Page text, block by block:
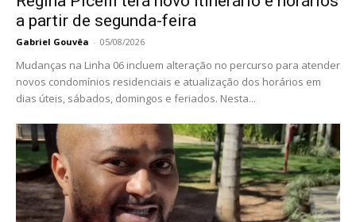
a partir de segunda-feira
Gabriel Gouvêa - 05/08/2026
Mudanças na Linha 06 incluem alteração no percurso para atender
novos condomínios residenciais e atualização dos horários em
dias úteis, sábados, domingos e feriados. Nesta...